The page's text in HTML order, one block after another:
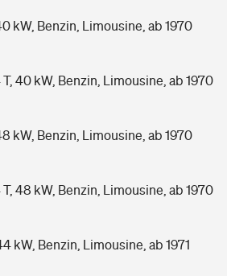
kW, Benzin, Limousine, ab 1970
40 kW, Benzin, Limousine, ab 1970
kW, Benzin, Limousine, ab 1970
48 kW, Benzin, Limousine, ab 1970
kW, Benzin, Limousine, ab 1971